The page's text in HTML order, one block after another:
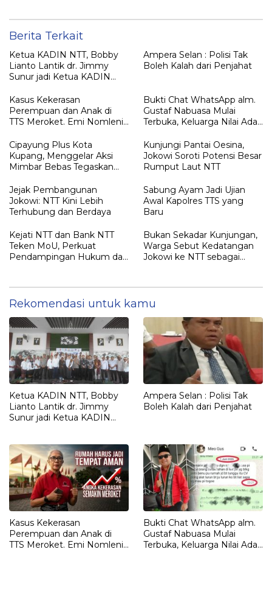
Berita Terkait
Ketua KADIN NTT, Bobby
Lianto Lantik dr. Jimmy
Sunur jadi Ketua KADIN
Ampera Selan : Polisi Tak
Boleh Kalah dari Penjahat
Kasus Kekerasan
Perempuan dan Anak di
TTS Meroket. Emi Nomleni :
Paling Aman
Bukti Chat WhatsApp alm.
Gustaf Nabuasa Mulai
Terbuka, Keluarga Nilai Ada
Belum Didalami Penyidik
Cipayung Plus Kota
Kupang, Menggelar Aksi
Mimbar Bebas Tegaskan
Gelar “RAJA TIMOR”
Kepada JOKO WIDODO
Kunjungi Pantai Oesina,
Jokowi Soroti Potensi Besar
Rumput Laut NTT
Jejak Pembangunan
Jokowi: NTT Kini Lebih
Terhubung dan Berdaya
Sabung Ayam Jadi Ujian
Awal Kapolres TTS yang
Baru
Kejati NTT dan Bank NTT
Teken MoU, Perkuat
Pendampingan Hukum dan
Bukan Sekadar Kunjungan,
Warga Sebut Kedatangan
Jokowi ke NTT sebagai
Rekomendasi untuk kamu
Ketua KADIN NTT, Bobby
Lianto Lantik dr. Jimmy
Sunur jadi Ketua KADIN
Ampera Selan : Polisi Tak
Boleh Kalah dari Penjahat
Kasus Kekerasan
Perempuan dan Anak di
TTS Meroket. Emi Nomleni :
Bukti Chat WhatsApp alm.
Gustaf Nabuasa Mulai
Terbuka, Keluarga Nilai Ada